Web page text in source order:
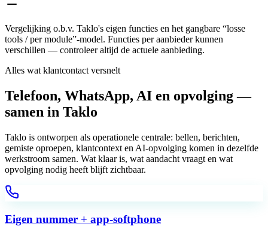
Vergelijking o.b.v. Taklo's eigen functies en het gangbare “losse
tools / per module”-model. Functies per aanbieder kunnen
verschillen — controleer altijd de actuele aanbieding.
Alles wat klantcontact versnelt
Telefoon, WhatsApp, AI en opvolging —
samen in Taklo
Taklo is ontworpen als operationele centrale: bellen, berichten,
gemiste oproepen, klantcontext en AI-opvolging komen in dezelfde
werkstroom samen. Wat klaar is, wat aandacht vraagt en wat
opvolging nodig heeft blijft zichtbaar.
Eigen nummer + app-softphone